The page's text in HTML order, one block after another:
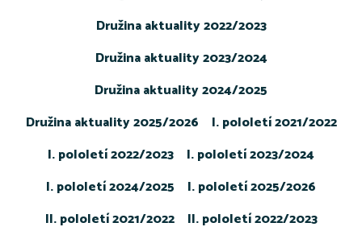
Družina aktuality 2022/2023
Družina aktuality 2023/2024
Družina aktuality 2024/2025
Družina aktuality 2025/2026
I. pololetí 2021/2022
I. pololetí 2022/2023
I. pololetí 2023/2024
I. pololetí 2024/2025
I. pololetí 2025/2026
II. pololetí 2021/2022
II. pololetí 2022/2023